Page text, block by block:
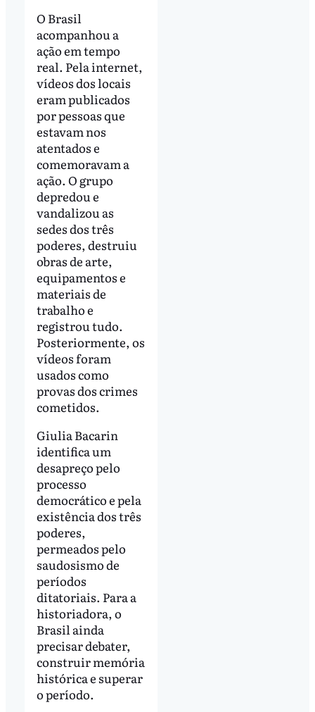
O Brasil
acompanhou a
ação em tempo
real. Pela internet,
vídeos dos locais
eram publicados
por pessoas que
estavam nos
atentados e
comemoravam a
ação. O grupo
depredou e
vandalizou as
sedes dos três
poderes, destruiu
obras de arte,
equipamentos e
materiais de
trabalho e
registrou tudo.
Posteriormente, os
vídeos foram
usados como
provas dos crimes
cometidos.
Giulia Bacarin
identifica um
desapreço pelo
processo
democrático e pela
existência dos três
poderes,
permeados pelo
saudosismo de
períodos
ditatoriais. Para a
historiadora, o
Brasil ainda
precisar debater,
construir memória
histórica e superar
o período.